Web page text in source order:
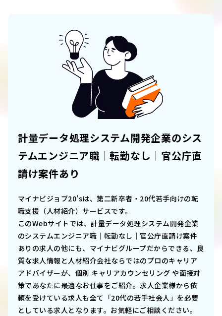
計量データ処理システム開発企業のシス
テムエンジニア職｜転勤なし｜官公庁直
請け案件あり
マイナビジョブ20'sは、第二新卒者・20代若手向けの転
職支援（人材紹介）サービスです。
このWebサイトでは、計量データ処理システム開発企業
のシステムエンジニア職｜転勤なし｜官公庁直請け案件
あり の求人の他にも、マイナビグループだからできる、良
質な求人情報と人材紹介会社ならではのプロのキャリア
アドバイザーが、個別 キャリアカウンセリング や面接対
策であなたに最適なお仕事をご紹介。求人企業様から依
頼を受けている求人も全て「20代の若手社会人」を必要
としている求人となります。お気軽にご相談ください。